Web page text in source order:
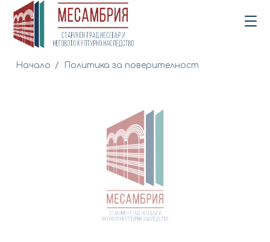
Начало / Политика за поверителност